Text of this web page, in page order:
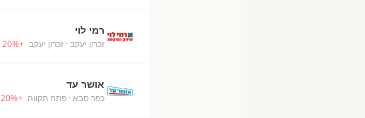
רמי לוי
זכרון יעקב · זכרון יעקב +
20%
אושר עד
כפר סבא · פתח תקווה +
20%